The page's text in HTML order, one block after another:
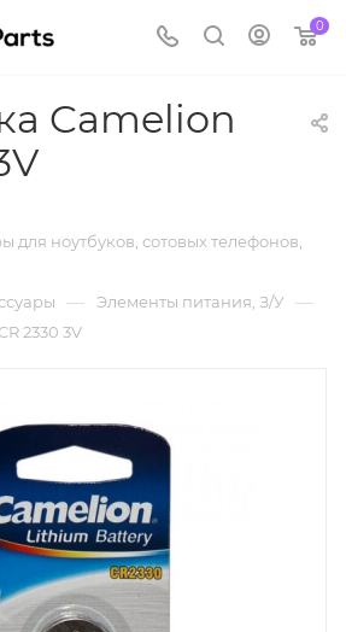
0
Camelion
для ноутбуков, сотовых телефонов,
— Элементы питания, З/У —
2330 3V